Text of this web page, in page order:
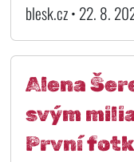
blesk.cz • 22. 8.
Alena
svým
První